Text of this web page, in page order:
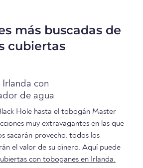
más buscadas de
cubiertas
Irlanda con
de agua
Hole hasta el tobogán Master
muy extravagantes en las que
sacarán provecho. todos los
el valor de su dinero. Aquí puede
con toboganes en Irlanda.